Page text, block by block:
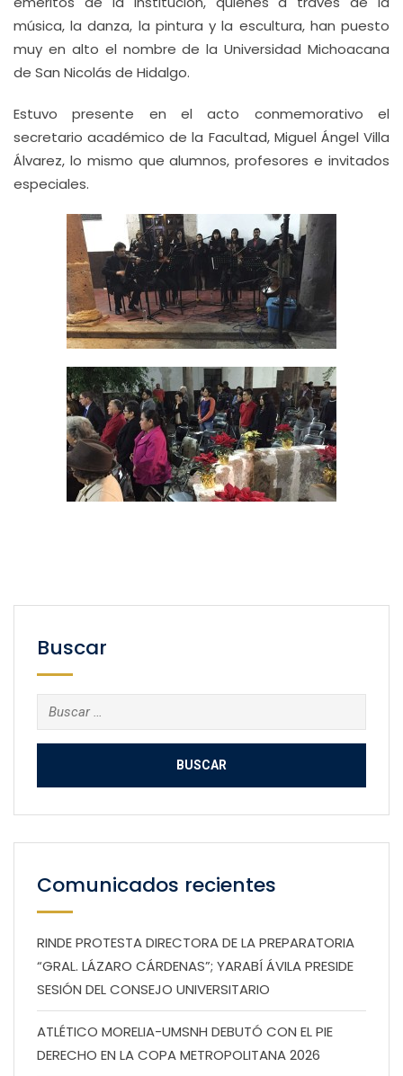
música, la danza, la pintura y la escultura, han puesto
muy en alto el nombre de la Universidad Michoacana
de San Nicolás de Hidalgo.
Estuvo presente en el acto conmemorativo el
secretario académico de la Facultad, Miguel Ángel Villa
Álvarez, lo mismo que alumnos, profesores e invitados
especiales.
Buscar
Buscar:
Comunicados recientes
RINDE PROTESTA DIRECTORA DE LA PREPARATORIA
“GRAL. LÁZARO CÁRDENAS”; YARABÍ ÁVILA PRESIDE
SESIÓN DEL CONSEJO UNIVERSITARIO
ATLÉTICO MORELIA-UMSNH DEBUTÓ CON EL PIE
DERECHO EN LA COPA METROPOLITANA 2026